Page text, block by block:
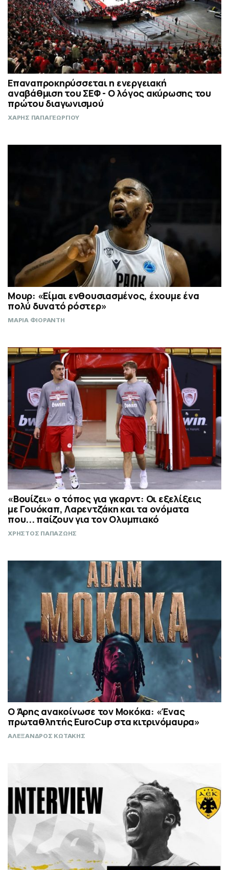
Επαναπροκηρύσσεται η ενεργειακή
αναβάθμιση του ΣΕΦ - Ο λόγος ακύρωσης του
πρώτου διαγωνισμού
ΧΑΡΗΣ ΠΑΠΑΓΕΩΡΓΙΟΥ
Μουρ: «Είμαι ενθουσιασμένος, έχουμε ένα
πολύ δυνατό ρόστερ»
ΜΑΡΙΑ ΦΙΟΡΑΝΤΗ
«Βουίζει» ο τόπος για γκαρντ: Οι εξελίξεις
με Γουόκαπ, Λαρεντζάκη και τα ονόματα
που... παίζουν για τον Ολυμπιακό
ΧΡΗΣΤΟΣ ΠΑΠΑΖΩΗΣ
Ο Άρης ανακοίνωσε τον Μοκόκα: «Ένας
πρωταθλητής EuroCup στα κιτρινόμαυρα»
ΑΛΕΞΑΝΔΡΟΣ ΚΩΤΑΚΗΣ